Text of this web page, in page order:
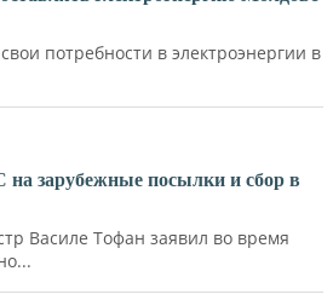
потребности в электроэнергии в
зарубежные посылки и сбор в
Василе Тофан заявил во время